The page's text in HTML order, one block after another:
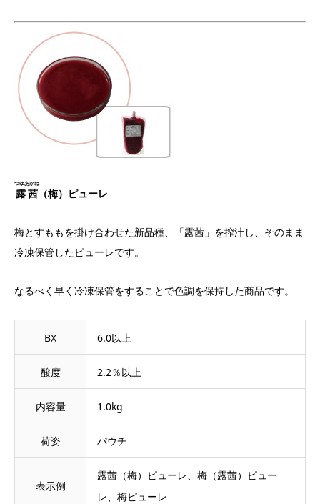
露茜
つゆあかね
（梅）ピューレ
梅とすももを掛け合わせた新品種、「露茜」を搾汁し、そのまま
冷凍保管したピューレです。
なるべく早く冷凍保管をすることで色調を保持した商品です。
BX 6.0以上
酸度 2.2％以上
内容量 1.0kg
荷姿 パウチ
表示例
露茜（梅）ピューレ、梅（露茜）ピュー
レ、梅ピューレ